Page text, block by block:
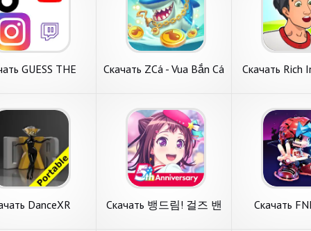
GUESS THE
APK на
GUESS THE
BRAND
Бесконечные
APK на
игру с пункта
GUESS
BRAND от
автора shayan.
требования. 1.
незанятой памяти
подробнее
Скачать ZCá - Vua Bắn Cá
APK на Андроид
Скачать ZCá - Vua Bắn
Cá Zagoo [Взлом
Бесконечные монеты]
APK на Андроид
Новый обзор на игру с
категории симуляторы. ZCá
- Vua Bắn Cá Zagoo от
крутого издателя Dragon
Top Entertainment
Company Limited.
Системные
подробнее
Скачать Rich
APK на
Скачать Rich
Бизнес и
[Взлом
монеты] APK
Андроид
Представляем
вниманию игру
меню
Бизнес и жизнь
классного
IDSIGames.
требования.
DanceXR
Скачать 뱅드림! 걸즈 밴
Скачать